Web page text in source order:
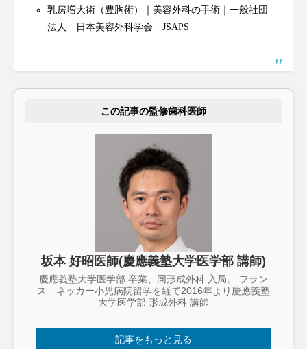
乳房増大術（豊胸術）｜美容外科の手術｜一般社団
法人 日本美容外科学会 JSAPS
この記事の監修歯科医師
坂本 好昭医師(慶應義塾大学医学部 講師)
慶應義塾大学医学部 卒業、同形成外科 入局。 フラン
ス ネッカー小児病院留学を経て2016年より慶應義塾
大学医学部 形成外科 講師
記事をもっと見る